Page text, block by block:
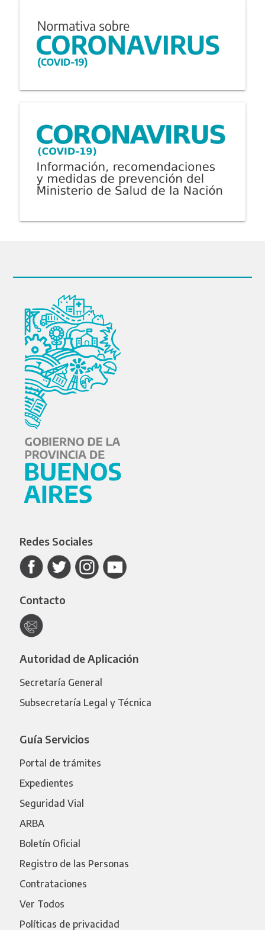
Redes Sociales
Contacto
Autoridad de Aplicación
Secretaría General
Subsecretaría Legal y Técnica
Guía Servicios
Portal de trámites
Expedientes
Seguridad Vial
ARBA
Boletín Oficial
Registro de las Personas
Contrataciones
Ver Todos
Políticas de privacidad